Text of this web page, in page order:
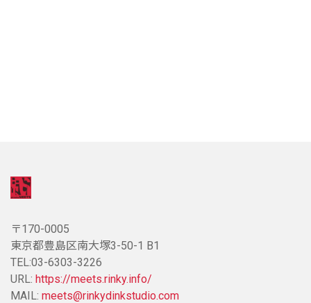
〒170-0005
東京都豊島区南大塚3-50-1 B1
TEL:03-6303-3226
URL: https://meets.rinky.info/
MAIL: meets@rinkydinkstudio.com